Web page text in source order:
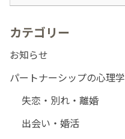
カテゴリー
お知らせ
パートナーシップの心理学
失恋・別れ・離婚
出会い・婚活